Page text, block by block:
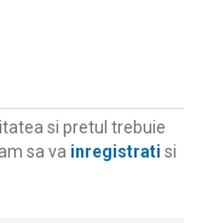
si pretul trebuie
sa va inregistrati si